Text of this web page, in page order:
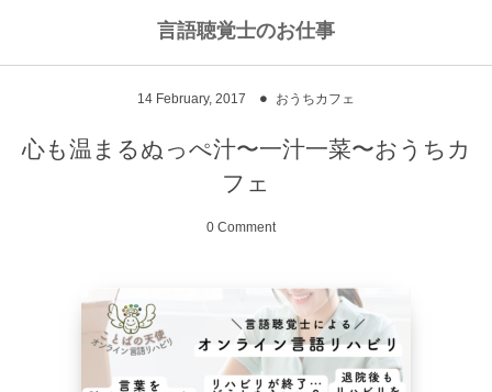
言語聴覚士のお仕事
14 February, 2017 おうちカフェ
心も温まるぬっぺ汁〜一汁一菜〜おうちカ
フェ
0 Comment
脳に何かがあったとき